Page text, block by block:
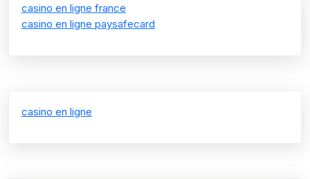
casino en ligne france
casino en ligne paysafecard
casino en ligne